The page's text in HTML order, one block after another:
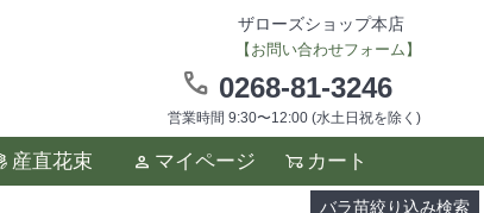
ザローズショップ本店
【お問い合わせフォーム】
0268-81-3246
営業時間 9:30〜12:00 (水土日祝を除く)
産直花束 マイページ カート
バラ苗絞り込み検索